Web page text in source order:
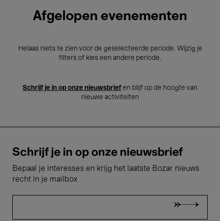
Afgelopen evenementen
Helaas niets te zien voor de geselecteerde periode. Wijzig je
filters of kies een andere periode.
Schrijf je in op onze nieuwsbrief en blijf op de hoogte van
nieuwe activiteiten
Schrijf je in op onze nieuwsbrief
Bepaal je interesses en krijg het laatste Bozar nieuws
recht in je mailbox